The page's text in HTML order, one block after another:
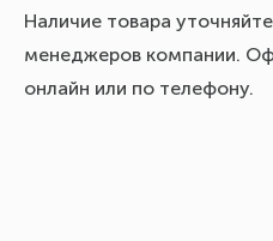
Наличие товара
менеджеров компании.
онлайн или по телефону.